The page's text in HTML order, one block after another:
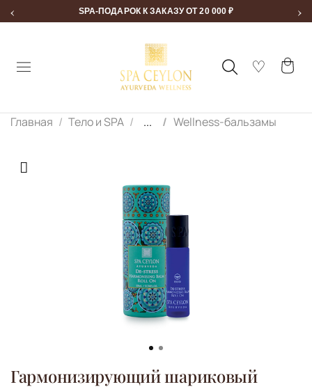
‹ SPA-ПОДАРОК К ЗАКАЗУ ОТ 20 000 ₽ ›
Главная Тело и SPA ... Wellness-бальзамы
Гармонизирующий шариковый